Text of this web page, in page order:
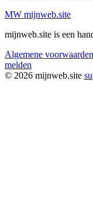
MW mijnweb.site
mijnweb.site is een
Algemene voorwaarden
melden
© 2026 mijnweb.site